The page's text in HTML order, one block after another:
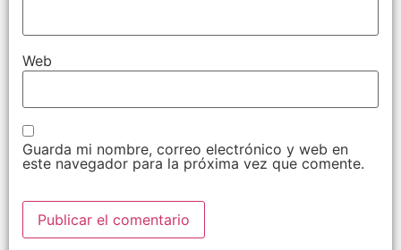
Web
Guarda mi nombre, correo electrónico y web en
este navegador para la próxima vez que comente.